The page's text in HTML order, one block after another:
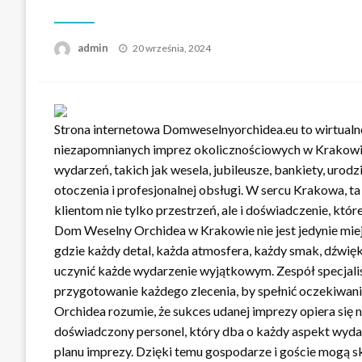
admin
Opublikowane
20 września, 2024
Strona internetowa Domweselnyorchidea.eu to
niezapomnianych imprez okolicznościowych w
wydarzeń, takich jak wesela, jubileusze, bankiety,
otoczenia i profesjonalnej obsługi. W sercu Krakowa,
klientom nie tylko przestrzeń, ale i doświadczenie,
Dom Weselny Orchidea w Krakowie nie jest jedynie
gdzie każdy detal, każda atmosfera, każdy smak,
uczynić każde wydarzenie wyjątkowym. Zespół
przygotowanie każdego zlecenia, by spełnić
Orchidea rozumie, że sukces udanej imprezy opiera się
doświadczony personel, który dba o każdy aspekt
planu imprezy. Dzięki temu gospodarze i goście mogą